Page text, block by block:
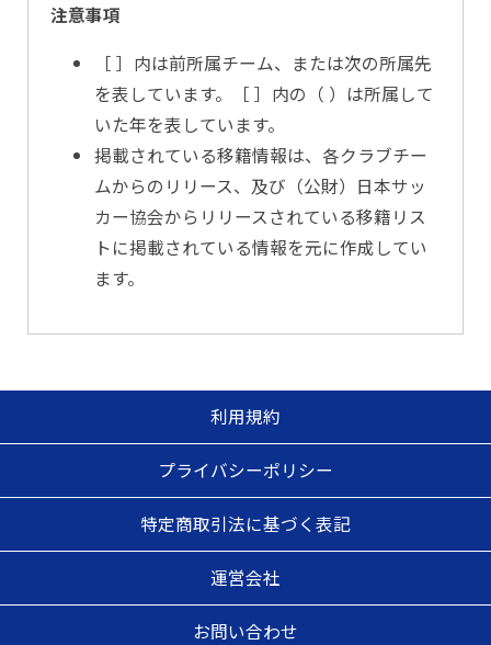
注意事項
［ ］内は前所属チーム、または次の所属先
を表しています。［ ］内の（ ）は所属して
いた年を表しています。
掲載されている移籍情報は、各クラブチー
ムからのリリース、及び（公財）日本サッ
カー協会からリリースされている移籍リス
トに掲載されている情報を元に作成してい
ます。
利用規約
プライバシーポリシー
特定商取引法に基づく表記
運営会社
お問い合わせ